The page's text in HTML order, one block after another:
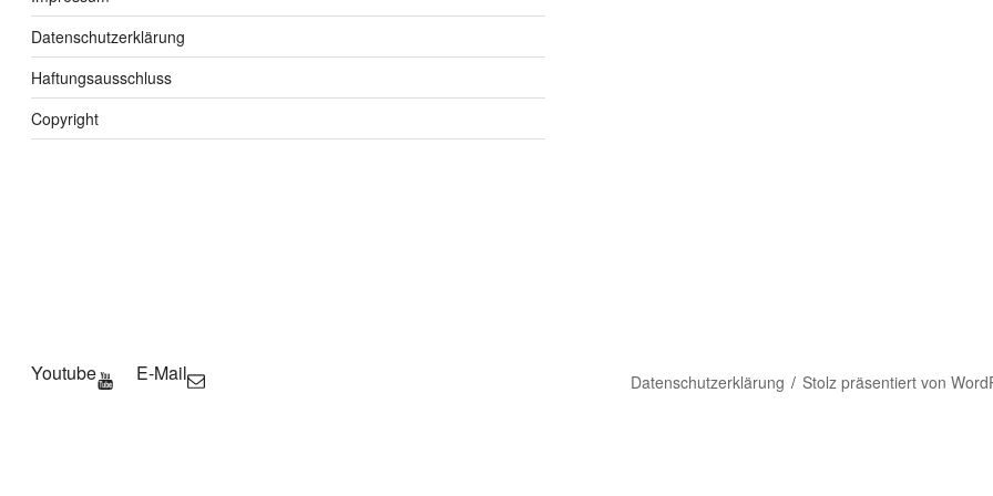
Datenschutzerklärung
Haftungsausschluss
Copyright
Youtube E-Mail Datenschutzerklärung Stolz präsentiert von